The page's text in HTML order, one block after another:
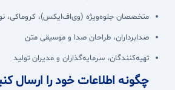
متخصصان جلوه‌ویژه (وی‌اف‌ایکس)، کروماکی،
صدابرداران، طراحان صدا و موسیقی متن
تهیه‌کنندگان، سرمایه‌گذاران و مدیران تولید
چگونه اطلاعات خود را ارسال